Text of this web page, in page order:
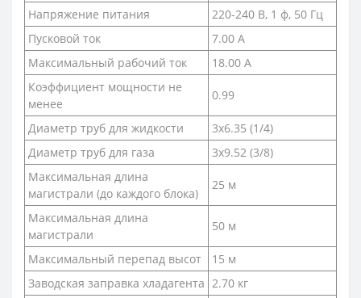
Напряжение питания
220-240 В, 1 ф, 50 Гц
Пусковой ток
7.00 А
Максимальный рабочий ток
18.00 А
Коэффициент мощности не
менее
0.99
Диаметр труб для жидкости
3x6.35 (1/4)
Диаметр труб для газа
3x9.52 (3/8)
Максимальная длина
магистрали (до каждого блока)
25 м
Максимальная длина
магистрали
50 м
Максимальный перепад высот
15 м
Заводская заправка хладагента 2.70 кг